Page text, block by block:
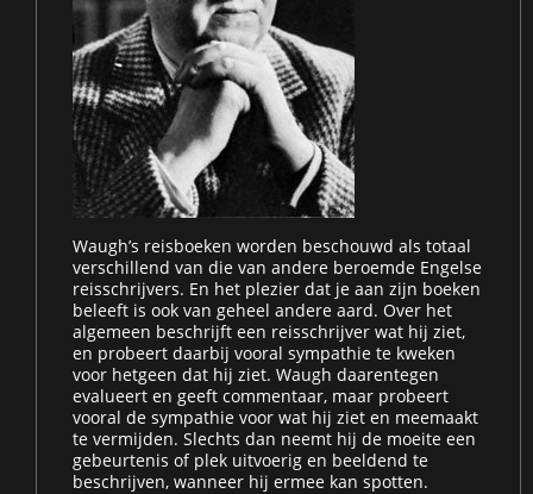
Waugh’s reisboeken worden beschouwd als totaal
verschillend van die van andere beroemde Engelse
reisschrijvers. En het plezier dat je aan zijn boeken
beleeft is ook van geheel andere aard. Over het
algemeen beschrijft een reisschrijver wat hij ziet,
en probeert daarbij vooral sympathie te kweken
voor hetgeen dat hij ziet. Waugh daarentegen
evalueert en geeft commentaar, maar probeert
vooral de sympathie voor wat hij ziet en meemaakt
te vermijden. Slechts dan neemt hij de moeite een
gebeurtenis of plek uitvoerig en beeldend te
beschrijven, wanneer hij ermee kan spotten.